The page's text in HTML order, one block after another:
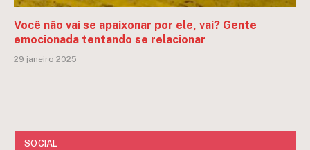
Você não vai se apaixonar por ele, vai? Gente
emocionada tentando se relacionar
29 janeiro 2025
SOCIAL